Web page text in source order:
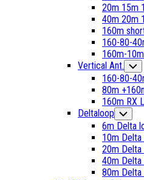
20m 15m
40m 20m
160m
Current
Page:
160-80-
160m-
Current
Page
Parent
Vertical Ant.
160-80-
80m
160m RX
Deltaloop Toggle
Child
Menu
6m Delta
10m Delta
20m Delta
40m Delta
80m Delta